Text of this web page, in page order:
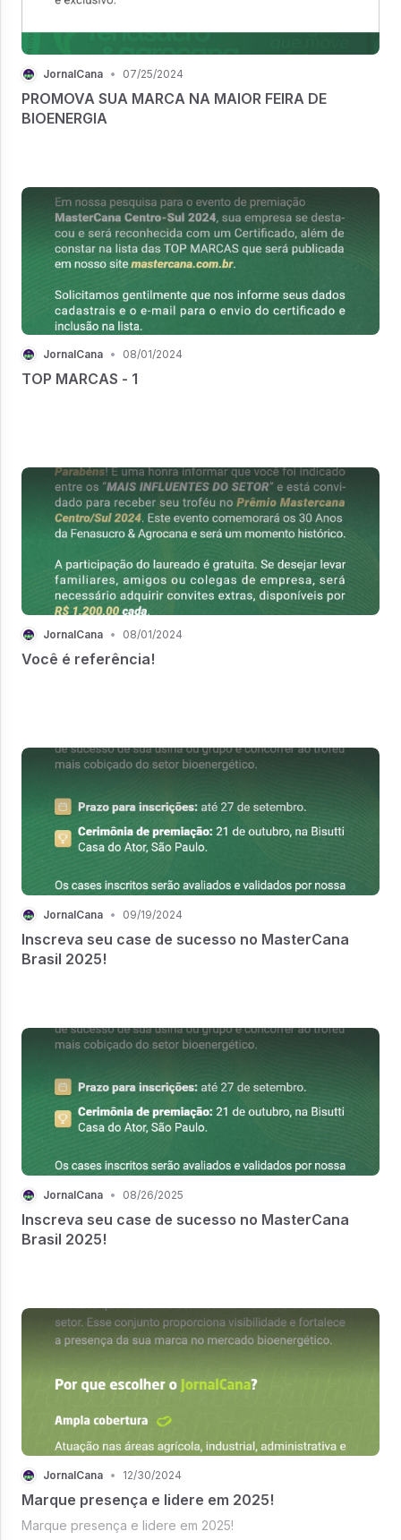
JornalCana • 07/25/2024
PROMOVA SUA MARCA NA MAIOR FEIRA DE
BIOENERGIA
JornalCana • 08/01/2024
TOP MARCAS - 1
JornalCana • 08/01/2024
Você é referência!
JornalCana • 09/19/2024
Inscreva seu case de sucesso no MasterCana
Brasil 2025!
JornalCana • 08/26/2025
Inscreva seu case de sucesso no MasterCana
Brasil 2025!
JornalCana • 12/30/2024
Marque presença e lidere em 2025!
Marque presença e lidere em 2025!